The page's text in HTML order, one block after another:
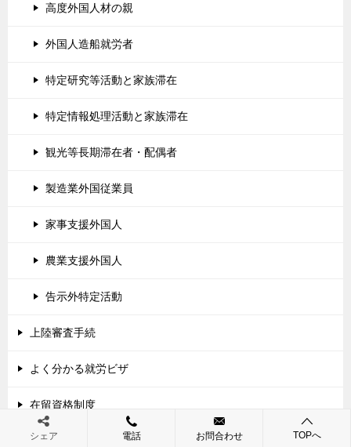
高度外国人材の親
外国人造船就労者
特定研究等活動と家族滞在
特定情報処理活動と家族滞在
観光等長期滞在者・配偶者
製造業外国従業員
家事支援外国人
農業支援外国人
告示外特定活動
上陸審査手続
よく分かる就労ビザ
在留資格制度
外国人在留支援センター
シェア 電話 お問合わせ TOPへ